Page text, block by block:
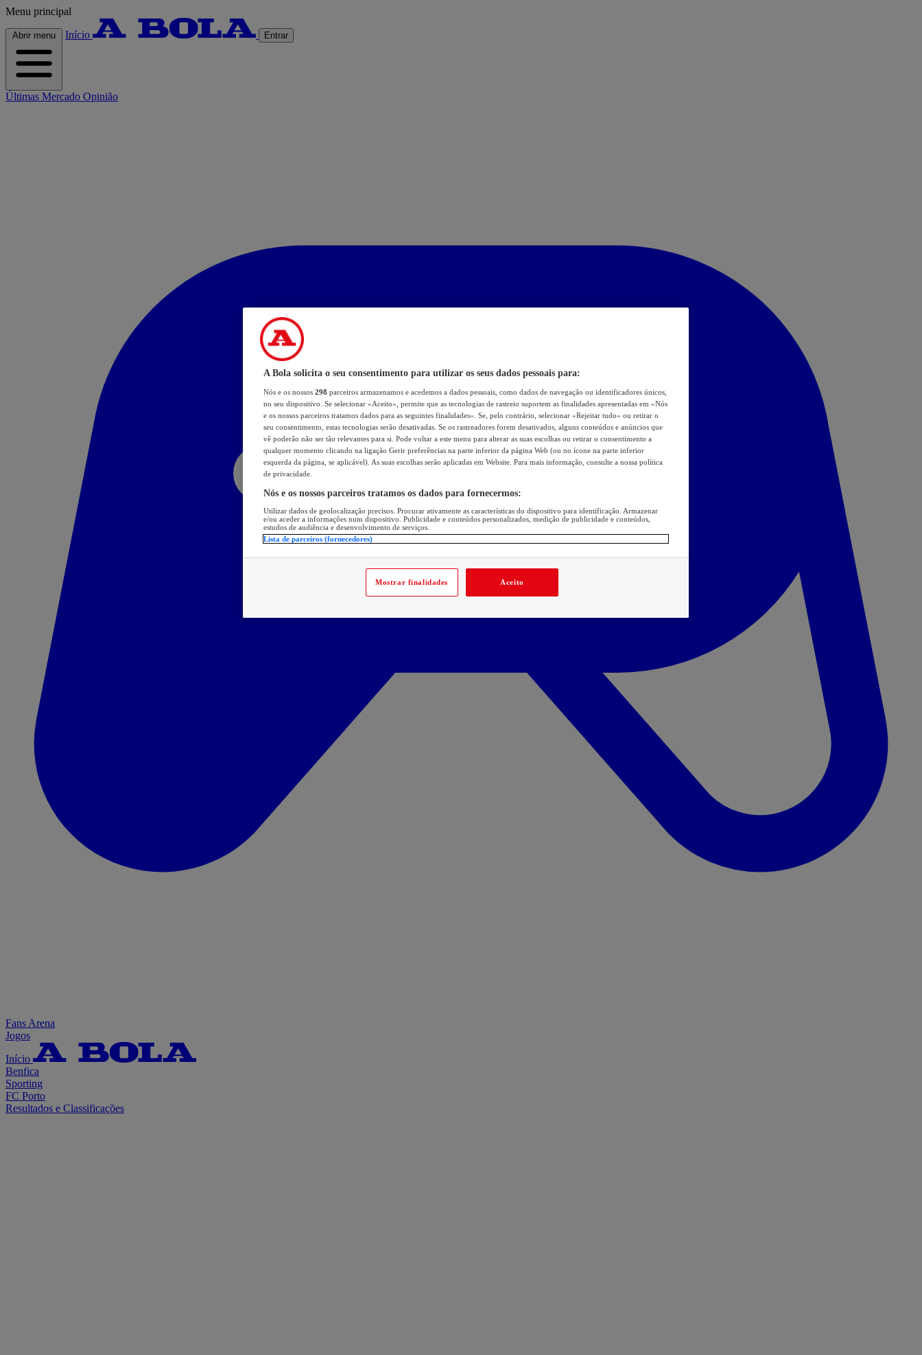
Menu principal
Abrir menu Início Entrar
Últimas Mercado Opinião
Fans Arena
Jogos
Início
Benfica
Sporting
FC Porto
Resultados e Classificações
A Bola solicita o seu consentimento para utilizar os seus dados pessoais para:
Nós e os nossos 298 parceiros armazenamos e acedemos a dados pessoais, como dados de navegação ou identificadores únicos,
no seu dispositivo. Se selecionar «Aceito», permite que as tecnologias de rastreio suportem as finalidades apresentadas em «Nós
e os nossos parceiros tratamos dados para as seguintes finalidades». Se, pelo contrário, selecionar «Rejeitar tudo» ou retirar o
seu consentimento, estas tecnologias serão desativadas. Se os rastreadores forem desativados, alguns conteúdos e anúncios que
vê poderão não ser tão relevantes para si. Pode voltar a este menu para alterar as suas escolhas ou retirar o consentimento a
qualquer momento clicando na ligação Gerir preferências na parte inferior da página Web (ou no ícone na parte inferior
esquerda da página, se aplicável). As suas escolhas serão aplicadas em Website. Para mais informação, consulte a nossa política
de privacidade.
Nós e os nossos parceiros tratamos os dados para fornecermos:
Utilizar dados de geolocalização precisos. Procurar ativamente as características do dispositivo para identificação. Armazenar
e/ou aceder a informações num dispositivo. Publicidade e conteúdos personalizados, medição de publicidade e conteúdos,
estudos de audiência e desenvolvimento de serviços.
Lista de parceiros (fornecedores)
Mostrar finalidades Aceito